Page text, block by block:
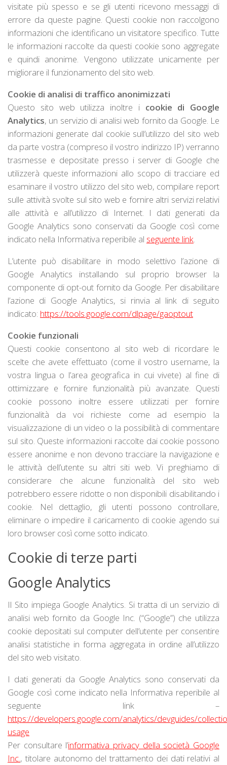
visitate più spesso e se gli utenti ricevono messaggi di
errore da queste pagine. Questi cookie non raccolgono
informazioni che identificano un visitatore specifico. Tutte
le informazioni raccolte da questi cookie sono aggregate
e quindi anonime. Vengono utilizzate unicamente per
migliorare il funzionamento del sito web.
Cookie di analisi di traffico anonimizzati
Questo sito web utilizza inoltre i cookie di Google
Analytics, un servizio di analisi web fornito da Google. Le
informazioni generate dal cookie sull’utilizzo del sito web
da parte vostra (compreso il vostro indirizzo IP) verranno
trasmesse e depositate presso i server di Google che
utilizzerà queste informazioni allo scopo di tracciare ed
esaminare il vostro utilizzo del sito web, compilare report
sulle attività svolte sul sito web e fornire altri servizi relativi
alle attività e all’utilizzo di Internet. I dati generati da
Google Analytics sono conservati da Google così come
indicato nella Informativa reperibile al seguente link.
L’utente può disabilitare in modo selettivo l’azione di
Google Analytics installando sul proprio browser la
componente di opt-out fornito da Google. Per disabilitare
l’azione di Google Analytics, si rinvia al link di seguito
indicato: https://tools.google.com/dlpage/gaoptout
Cookie funzionali
Questi cookie consentono al sito web di ricordare le
scelte che avete effettuato (come il vostro username, la
vostra lingua o l’area geografica in cui vivete) al fine di
ottimizzare e fornire funzionalità più avanzate. Questi
cookie possono inoltre essere utilizzati per fornire
funzionalità da voi richieste come ad esempio la
visualizzazione di un video o la possibilità di commentare
sul sito. Queste informazioni raccolte dai cookie possono
essere anonime e non devono tracciare la navigazione e
le attività dell’utente su altri siti web. Vi preghiamo di
considerare che alcune funzionalità del sito web
potrebbero essere ridotte o non disponibili disabilitando i
cookie. Nel dettaglio, gli utenti possono controllare,
eliminare o impedire il caricamento di cookie agendo sui
loro browser così come sotto indicato.
Cookie di terze parti
Google Analytics
Il Sito impiega Google Analytics. Si tratta di un servizio di
analisi web fornito da Google Inc. (“Google”) che utilizza
cookie depositati sul computer dell’utente per consentire
analisi statistiche in forma aggregata in ordine all’utilizzo
del sito web visitato.
I dati generati da Google Analytics sono conservati da
Google così come indicato nella Informativa reperibile al
seguente link –
https://developers.google.com/analytics/devguides/
usage
Per consultare l’informativa privacy della società Google
Inc., titolare autonomo del trattamento dei dati relativi al